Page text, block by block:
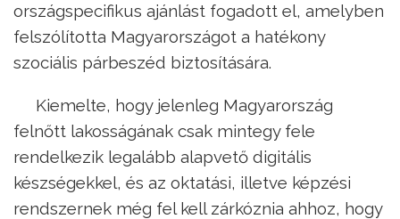
országspecifikus ajánlást fogadott el, amelyben
felszólította Magyarországot a hatékony
szociális párbeszéd biztosítására.
Kiemelte, hogy jelenleg Magyarország
felnőtt lakosságának csak mintegy fele
rendelkezik legalább alapvető digitális
készségekkel, és az oktatási, illetve képzési
rendszernek még fel kell zárkóznia ahhoz, hogy